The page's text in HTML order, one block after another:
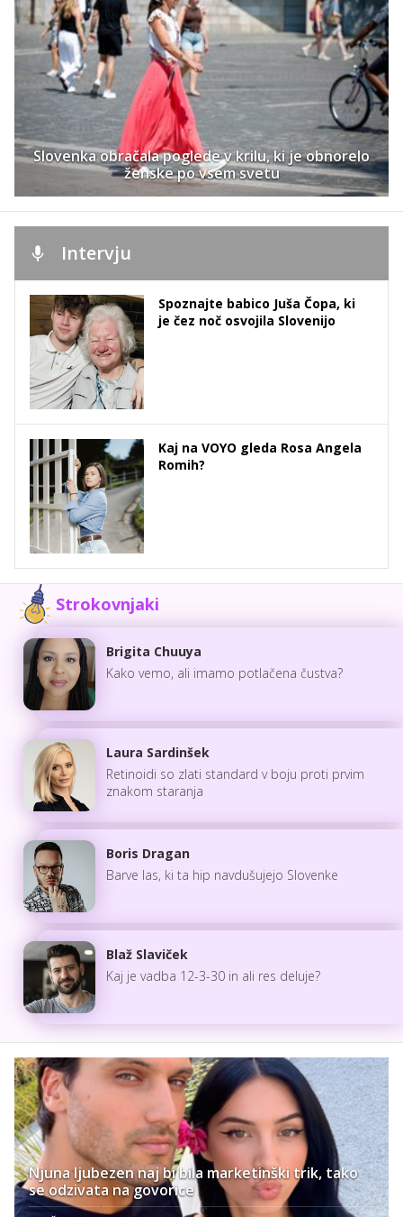
Slovenka obračala poglede v krilu, ki je obnorelo
ženske po vsem svetu
Intervju
Spoznajte babico Juša Čopa, ki
je čez noč osvojila Slovenijo
Kaj na VOYO gleda Rosa Angela
Romih?
Strokovnjaki
Brigita Chuuya
Kako vemo, ali imamo potlačena čustva?
Laura Sardinšek
Retinoidi so zlati standard v boju proti prvim
znakom staranja
Boris Dragan
Barve las, ki ta hip navdušujejo Slovenke
Blaž Slaviček
Kaj je vadba 12-3-30 in ali res deluje?
Njuna ljubezen naj bi bila marketinški trik, tako
se odzivata na govorice